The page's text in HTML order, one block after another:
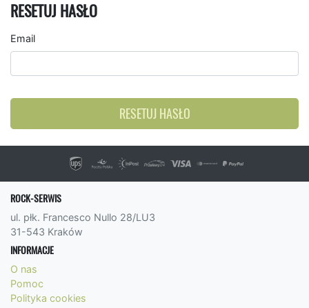
RESETUJ HASŁO
Email
RESETUJ HASŁO
ROCK-SERWIS
ul. płk. Francesco Nullo 28/LU3
31-543 Kraków
INFORMACJE
O nas
Pomoc
Polityka cookies